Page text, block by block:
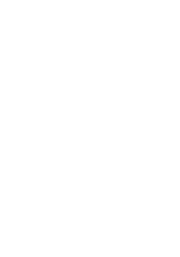
い
い